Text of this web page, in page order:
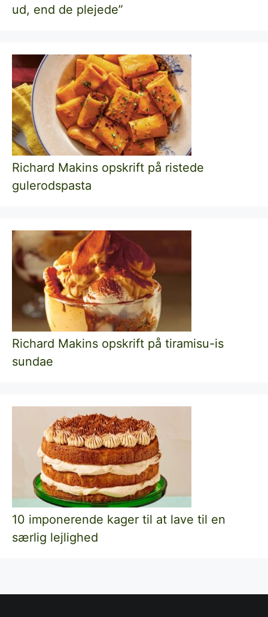
ud, end de plejede”
Richard Makins opskrift på ristede
gulerodspasta
Richard Makins opskrift på tiramisu-is
sundae
10 imponerende kager til at lave til en
særlig lejlighed